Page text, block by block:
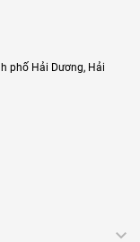
phố Hải Dương, Hải